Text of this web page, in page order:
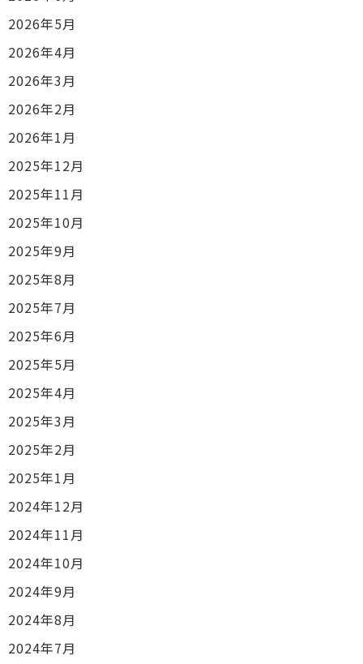
2026年5月
2026年4月
2026年3月
2026年2月
2026年1月
2025年12月
2025年11月
2025年10月
2025年9月
2025年8月
2025年7月
2025年6月
2025年5月
2025年4月
2025年3月
2025年2月
2025年1月
2024年12月
2024年11月
2024年10月
2024年9月
2024年8月
2024年7月